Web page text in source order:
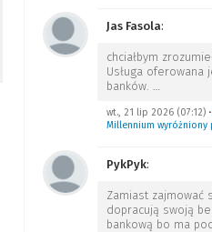
Jas Fasola:
chciałbym
Usługa
banków. …
wt., 21 lip 2026 (07:12)•
Millennium wyróżniony
PykPyk:
Zamiast zajmować
dopracują swoją
bankową bo ma